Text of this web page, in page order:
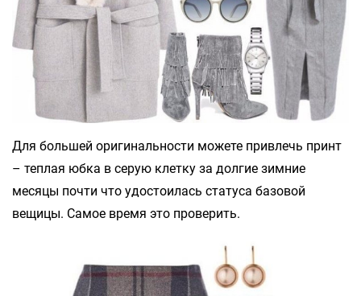
Для большей оригинальности можете привлечь принт
– теплая юбка в серую клетку за долгие зимние
месяцы почти что удостоилась статуса базовой
вещицы. Самое время это проверить.